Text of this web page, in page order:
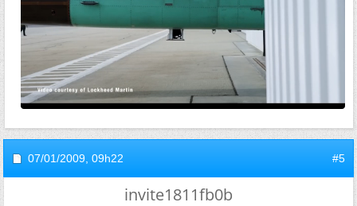
07/01/2009, 09h22 #5
invite1811fb0b